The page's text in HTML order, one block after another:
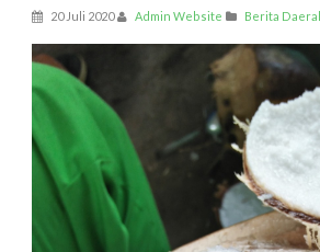
20 Juli 2020 Admin Website Berita